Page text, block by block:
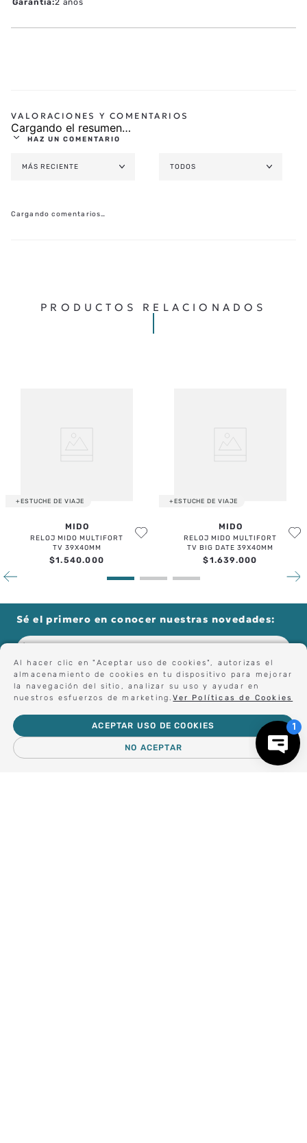
Al hacer clic en "Aceptar uso de cookies", autorizas el
almacenamiento de cookies en tu dispositivo para mejorar
la navegación del sitio, analizar su uso y ayudar en
nuestros esfuerzos de marketing.Ver Políticas de Cookies
NO ACEPTAR
ACEPTAR USO DE COOKIES
Garantía:2 años
Cargando el resumen…
HAZ UN COMENTARIO
ENVIAR COMENTARIO
MÁS RECIENTE TODOS
Cargando comentarios…
PRODUCTOS RELACIONADOS
+ESTUCHE DE VIAJE
MIDO
RELOJ MIDO MULTIFORT
TV 39X40MM
$1.540.000
+ESTUCHE DE VIAJE
MIDO
RELOJ MIDO MULTIFORT
TV BIG DATE 39X40MM
$1.639.000
Sé el primero en conocer nuestras novedades:
Forma parte de nuestros clientes exclusivos.
Centro de Ayuda